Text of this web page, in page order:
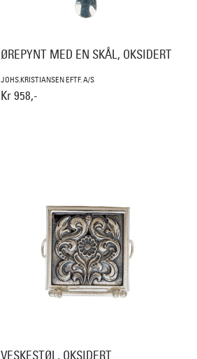
ØREPYNT MED EN SKÅL, OKSIDERT
JOHS.KRISTIANSEN EFTF. A/S
Kr 958,-
VESKESTØL, OKSIDERT